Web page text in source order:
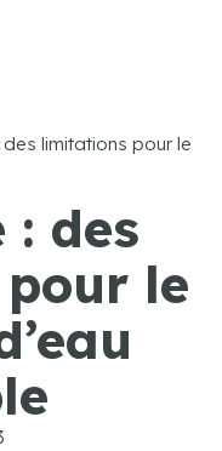
limitations pour le
des
le